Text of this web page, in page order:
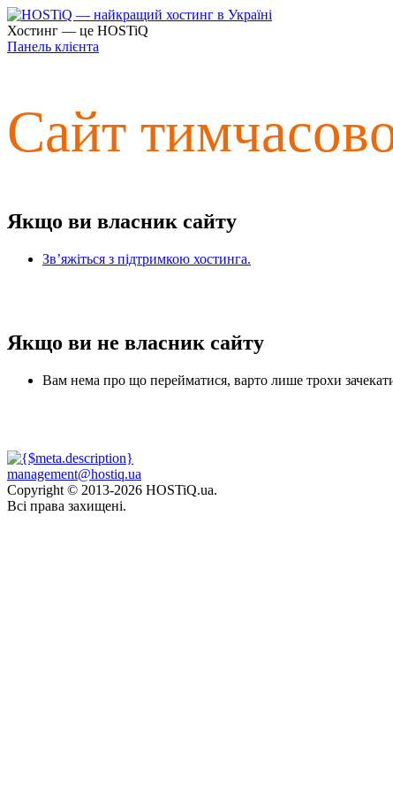
Хостинг — це HOSTiQ
Панель клієнта
Сайт
Якщо ви власник сайту
Зв’яжіться з підтримкою хостинга.
Якщо ви не власник сайту
Вам нема про що перейматися, варто лише трохи
management@hostiq.ua
Copyright © 2013-2026 HOSTiQ.ua.
Всі права захищені.